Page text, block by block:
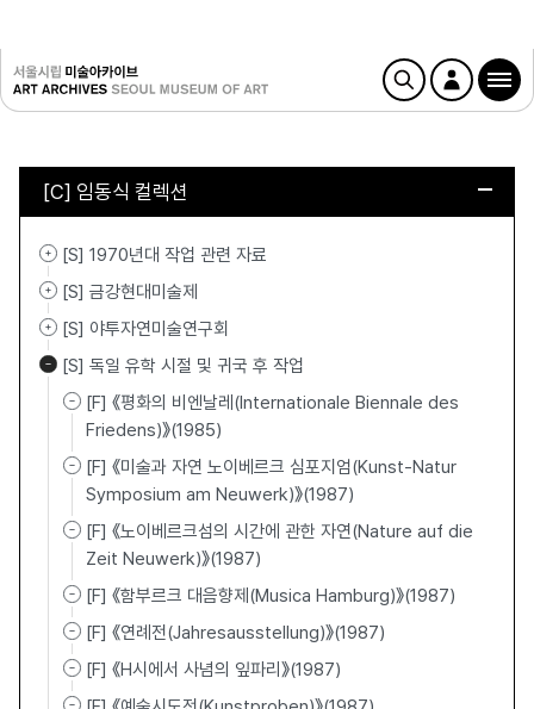
[C] 임동식 컬렉션
[S] 1970년대 작업 관련 자료
[S] 금강현대미술제
[S] 야투자연미술연구회
[S] 독일 유학 시절 및 귀국 후 작업
[F] 《평화의 비엔날레(Internationale Biennale des
Friedens)》(1985)
[F] 《미술과 자연 노이베르크 심포지엄(Kunst-Natur
Symposium am Neuwerk)》(1987)
[F] 《노이베르크섬의 시간에 관한 자연(Nature auf die
Zeit Neuwerk)》(1987)
[F] 《함부르크 대음향제(Musica Hamburg)》(1987)
[F] 《연례전(Jahresausstellung)》(1987)
[F] 《H시에서 사념의 잎파리》(1987)